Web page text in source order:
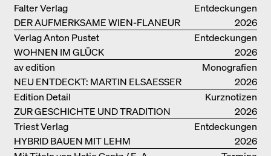
Entdeckungen
DER AUFMERKSAME WIEN-FLANEUR
Falter Verlag
2026
Entdeckungen
WOHNEN IM GLÜCK
Verlag Anton Pustet
2026
Monografien
NEU ENTDECKT: MARTIN ELSAESSER
av edition
2026
Kurznotizen
ZUR GESCHICHTE UND TRADITION
VON LEHMBAUTEN
Edition Detail
2026
Entdeckungen
HYBRID BAUEN MIT LEHM
Triest Verlag
2026